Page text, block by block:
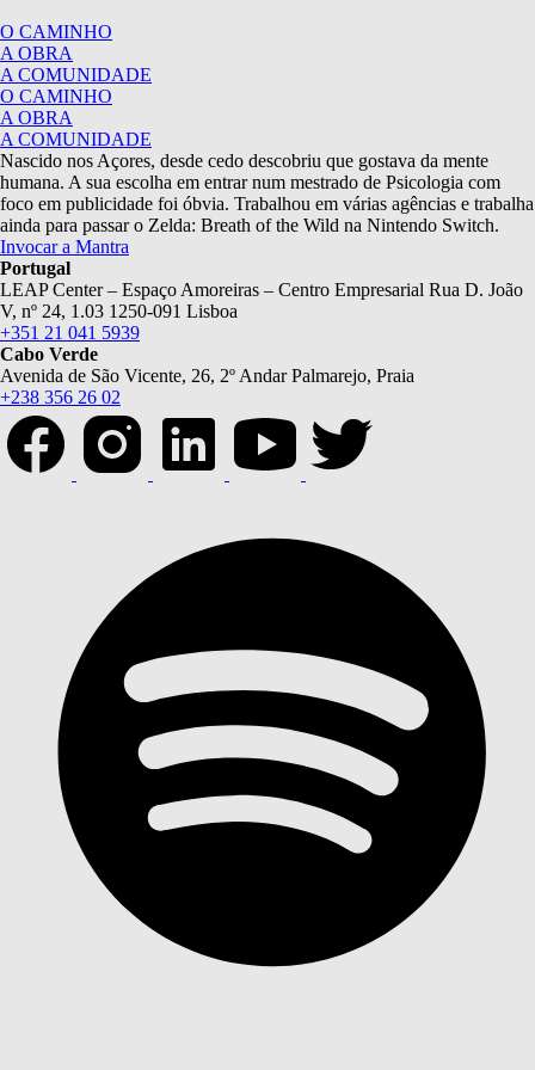
O CAMINHO
A OBRA
A COMUNIDADE
O CAMINHO
A OBRA
A COMUNIDADE
Nascido nos Açores, desde cedo descobriu que gostava da mente
humana. A sua escolha em entrar num mestrado de Psicologia com
foco em publicidade foi óbvia. Trabalhou em várias agências e trabalha
ainda para passar o Zelda: Breath of the Wild na Nintendo Switch.
Invocar a Mantra
Portugal
LEAP Center – Espaço Amoreiras – Centro Empresarial Rua D. João
V, nº 24, 1.03 1250-091 Lisboa
+351 21 041 5939
Cabo Verde
Avenida de São Vicente, 26, 2º Andar Palmarejo, Praia
+238 356 26 02